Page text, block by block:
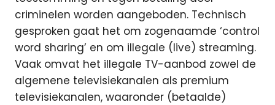
criminelen worden aangeboden. Technisch
gesproken gaat het om zogenaamde ‘control
word sharing’ en om illegale (live) streaming.
Vaak omvat het illegale TV-aanbod zowel de
algemene televisiekanalen als premium
televisiekanalen, waaronder (betaalde)